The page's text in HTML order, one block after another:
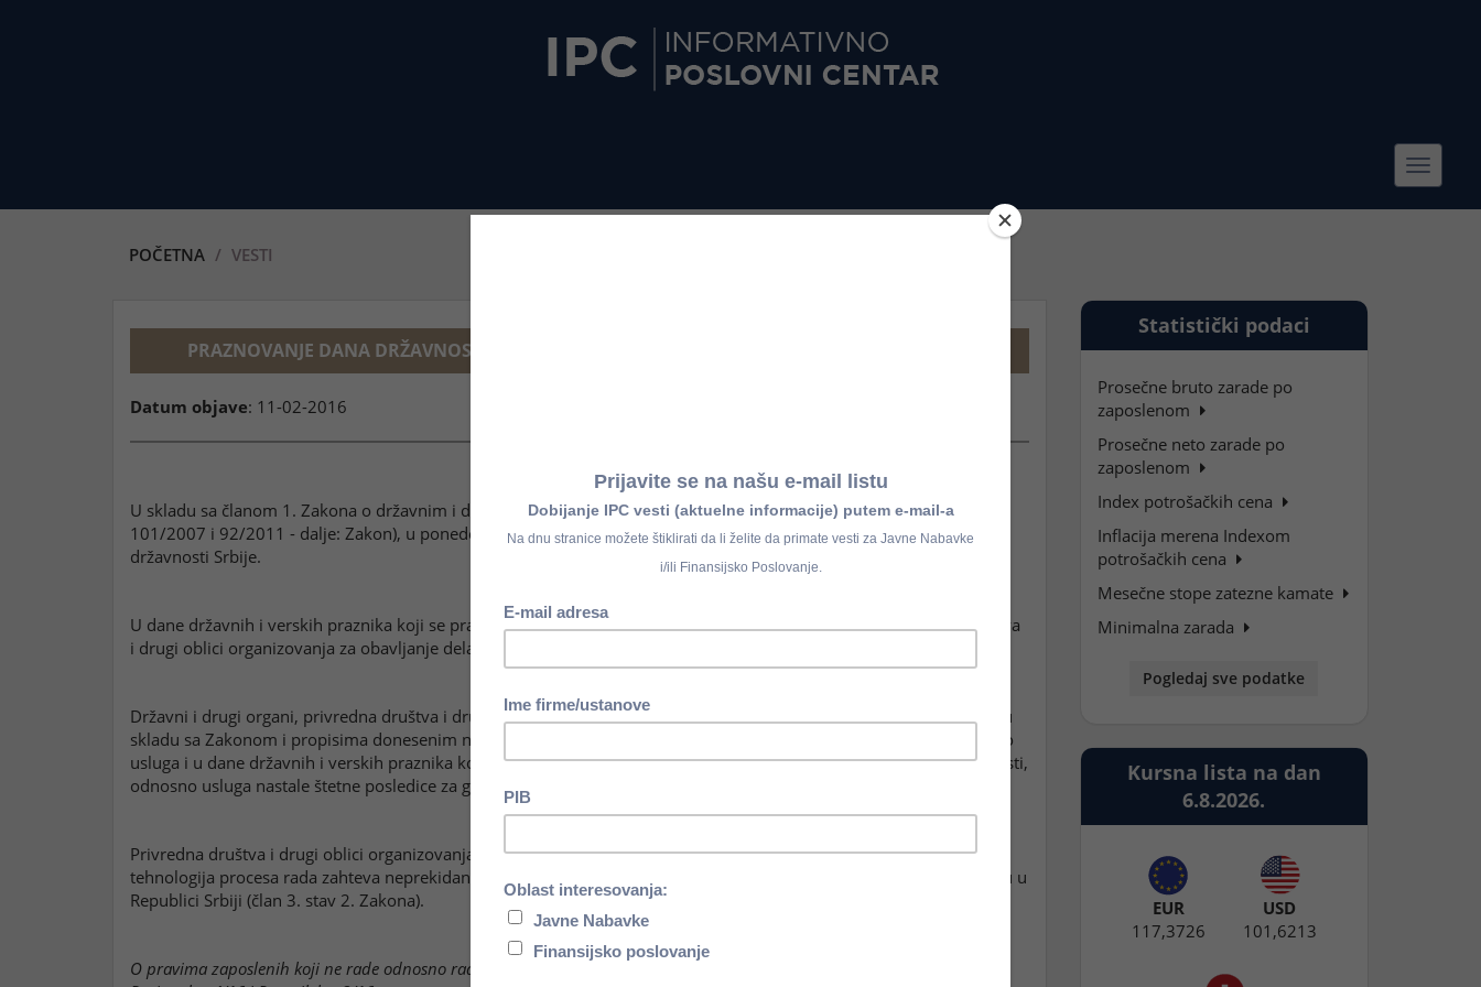
Toggle
POČETNA VESTI
PRAZNOVANJE DANA DRŽAVNOSTI SRBIJE - NERADNI DANI 15. I 16. FEBRUAR 2016. GODINE
Datum objave: 11-02-2016
U skladu sa članom 1. Zakona o državnim i drugim praznicima u Republici Srbiji ("Službeni glasnik RS", br. 43/2001,
101/2007 i 92/2011 - dalje: Zakon), u ponedeljak, 15. i utorak, 16. februar 2016. godine praznuje se Sretenje - Dan
državnosti Srbije.
U dane državnih i verskih praznika koji se praznuju u Republici Srbiji ne rade državni i drugi organi, privredna društva
i drugi oblici organizovanja za obavljanje delatnosti ili usluga (član 3. stav 1. Zakona).
Državni i drugi organi, privredna društva i drugi oblici organizovanja za obavljanje delatnosti ili usluga dužni su da, u
skladu sa Zakonom i propisima donesenim na osnovu Zakona, obezbede neprekidno obavljanje delatnosti, odnosno
usluga i u dane državnih i verskih praznika koji se praznuju u Republici Srbiji ako bi zbog prekida obavljanja delatnosti,
odnosno usluga nastale štetne posledice za građane i državu (član 3. stav 2. Zakona).
Privredna društva i drugi oblici organizovanja za obavljanje delatnosti ili usluga čija priroda delatnosti, odnosno
tehnologija procesa rada zahteva neprekidan rad, mogu da rade i u dane državnih i verskih praznika koji se praznuju u
Republici Srbiji (član 3. stav 2. Zakona).
O pravima zaposlenih koji ne rade odnosno rade u dane državnog praznika detaljnije u časopisima Budžet br. 4/16,
Statistički podaci
Prosečne bruto zarade po
zaposlenom
Prosečne neto zarade po
zaposlenom
Index potrošačkih cena
Inflacija merena Indexom
potrošačkih cena
Mesečne stope zatezne kamate
Minimalna zarada
Pogledaj sve podatke
Kursna lista na dan
6.8.2026.
EUR
117,3726
USD
101,6213